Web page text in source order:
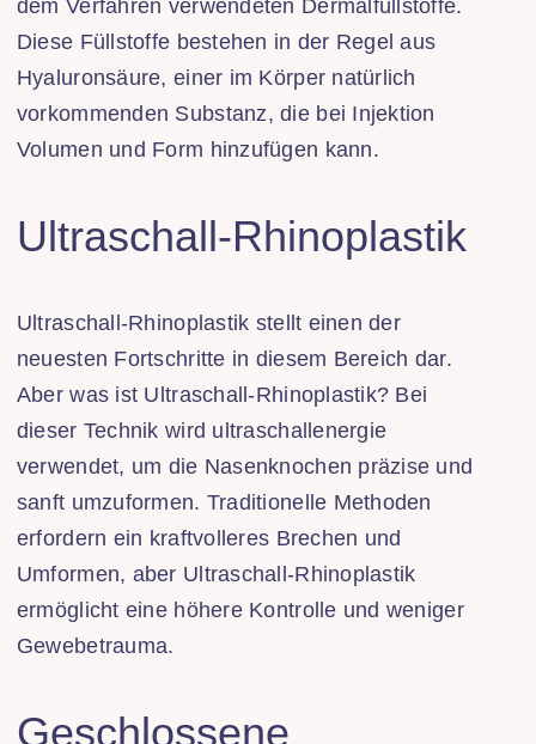
dem Verfahren verwendeten Dermalfüllstoffe.
Diese Füllstoffe bestehen in der Regel aus
Hyaluronsäure, einer im Körper natürlich
vorkommenden Substanz, die bei Injektion
Volumen und Form hinzufügen kann.
Ultraschall-Rhinoplastik
Ultraschall-Rhinoplastik stellt einen der
neuesten Fortschritte in diesem Bereich dar.
Aber was ist Ultraschall-Rhinoplastik? Bei
dieser Technik wird ultraschallenergie
verwendet, um die Nasenknochen präzise und
sanft umzuformen. Traditionelle Methoden
erfordern ein kraftvolleres Brechen und
Umformen, aber Ultraschall-Rhinoplastik
ermöglicht eine höhere Kontrolle und weniger
Gewebetrauma.
Geschlossene